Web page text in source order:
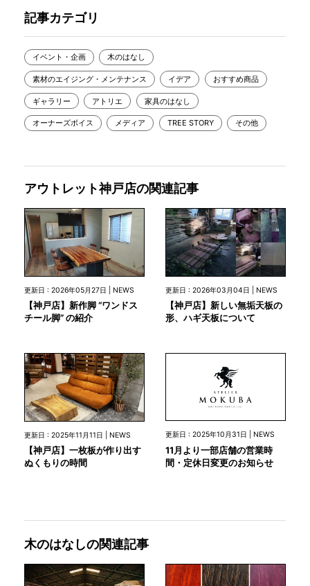
記事カテゴリ
イベント・企画 木のはなし
素材のエイジング・メンテナンス イデア おすすめ商品
ギャラリー アトリエ 家具のはなし
オーナーズボイス メディア TREE STORY その他
アウトレット神戸店の関連記事
更新日 : 2026年05月27日 | NEWS
【神戸店】新作脚 “ワンドス
チール脚” の紹介
更新日 : 2026年03月04日 | NEWS
【神戸店】新しい無垢天板の
形、ハギ天板について
更新日 : 2025年11月11日 | NEWS
【神戸店】一枚板が作り出す
ぬくもりの時間
更新日 : 2025年10月31日 | NEWS
11月より一部店舗の営業時
間・定休日変更のお知らせ
木のはなしの関連記事